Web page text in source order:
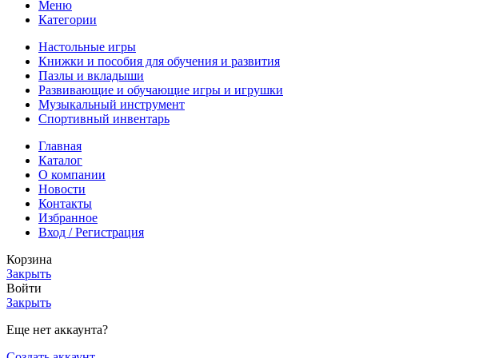
Меню
Категории
Настольные игры
Книжки и пособия для обучения и развития
Пазлы и вкладыши
Развивающие и обучающие игры и игрушки
Музыкальный инструмент
Спортивный инвентарь
Главная
Каталог
О компании
Новости
Контакты
Избранное
Вход / Регистрация
Корзина
Закрыть
Войти
Закрыть
Еще нет аккаунта?